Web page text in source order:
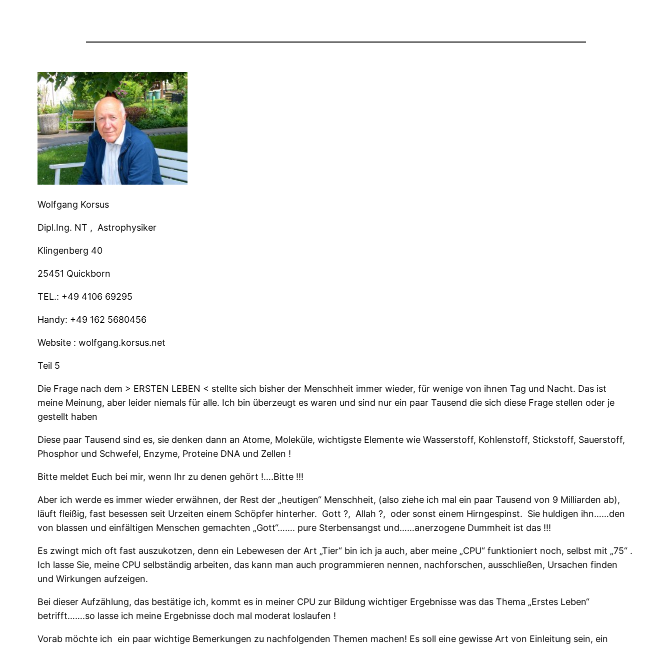
Wolfgang Korsus
Dipl.Ing. NT , Astrophysiker
Klingenberg 40
25451 Quickborn
TEL.: +49 4106 69295
Handy: +49 162 5680456
Website : wolfgang.korsus.net
Teil 5
Die Frage nach dem > ERSTEN LEBEN < stellte sich bisher der Menschheit immer wieder, für wenige von ihnen Tag und Nacht. Das ist
meine Meinung, aber leider niemals für alle. Ich bin überzeugt es waren und sind nur ein paar Tausend die sich diese Frage stellen oder je
gestellt haben
Diese paar Tausend sind es, sie denken dann an Atome, Moleküle, wichtigste Elemente wie Wasserstoff, Kohlenstoff, Stickstoff, Sauerstoff,
Phosphor und Schwefel, Enzyme, Proteine DNA und Zellen !
Bitte meldet Euch bei mir, wenn Ihr zu denen gehört !….Bitte !!!
Aber ich werde es immer wieder erwähnen, der Rest der „heutigen“ Menschheit, (also ziehe ich mal ein paar Tausend von 9 Milliarden ab),
läuft fleißig, fast besessen seit Urzeiten einem Schöpfer hinterher. Gott ?, Allah ?, oder sonst einem Hirngespinst. Sie huldigen ihn……den
von blassen und einfältigen Menschen gemachten „Gott“……. pure Sterbensangst und……anerzogene Dummheit ist das !!!
Es zwingt mich oft fast auszukotzen, denn ein Lebewesen der Art „Tier“ bin ich ja auch, aber meine „CPU“ funktioniert noch, selbst mit „75“ .
Ich lasse Sie, meine CPU selbständig arbeiten, das kann man auch programmieren nennen, nachforschen, ausschließen, Ursachen finden
und Wirkungen aufzeigen.
Bei dieser Aufzählung, das bestätige ich, kommt es in meiner CPU zur Bildung wichtiger Ergebnisse was das Thema „Erstes Leben“
betrifft…….so lasse ich meine Ergebnisse doch mal moderat loslaufen !
Vorab möchte ich ein paar wichtige Bemerkungen zu nachfolgenden Themen machen! Es soll eine gewisse Art von Einleitung sein, ein